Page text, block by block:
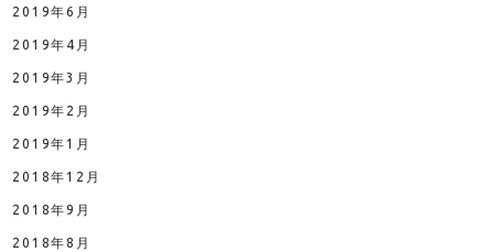
2019年6月
2019年4月
2019年3月
2019年2月
2019年1月
2018年12月
2018年9月
2018年8月